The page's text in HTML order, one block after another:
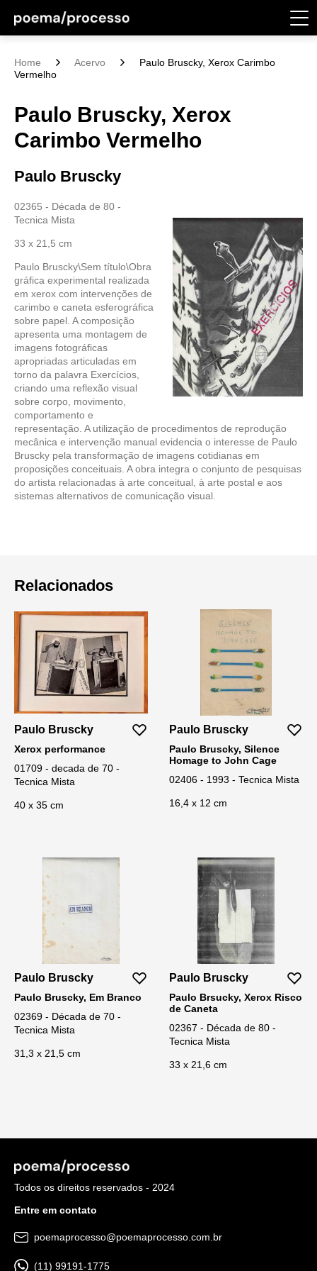
Home Acervo
Paulo Bruscky, Xerox Carimbo
Vermelho
Paulo Bruscky, Xerox
Carimbo Vermelho
Paulo Bruscky
02365 - Década de 80 -
Tecnica Mista
33 x 21,5 cm
Paulo Bruscky\Sem título\Obra
gráfica experimental realizada
em xerox com intervenções de
carimbo e caneta esferográfica
sobre papel. A composição
apresenta uma montagem de
imagens fotográficas
apropriadas articuladas em
torno da palavra Exercícios,
criando uma reflexão visual
sobre corpo, movimento,
comportamento e
representação. A utilização de procedimentos de reprodução
mecânica e intervenção manual evidencia o interesse de Paulo
Bruscky pela transformação de imagens cotidianas em
proposições conceituais. A obra integra o conjunto de pesquisas
do artista relacionadas à arte conceitual, à arte postal e aos
sistemas alternativos de comunicação visual.
Relacionados
Paulo Bruscky
Xerox performance
01709 - decada de 70 -
Tecnica Mista
40 x 35 cm
Paulo Bruscky
Paulo Bruscky, Silence
Homage to John Cage
02406 - 1993 - Tecnica Mista
16,4 x 12 cm
Paulo Bruscky
Paulo Bruscky, Em Branco
02369 - Década de 70 -
Tecnica Mista
31,3 x 21,5 cm
Paulo Bruscky
Paulo Brsucky, Xerox Risco
de Caneta
02367 - Década de 80 -
Tecnica Mista
33 x 21,6 cm
Todos os direitos reservados - 2024
Entre em contato
poemaprocesso@poemaprocesso.com.br
(11) 99191-1775